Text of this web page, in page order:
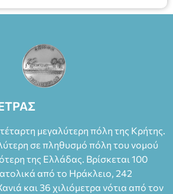
τέταρτη μεγαλύτερη πόλη της Κρήτης.
σε πληθυσμό πόλη του νομού
της Ελλάδας. Βρίσκεται 100
από το Ηράκλειο, 242
και 36 χιλιόμετρα νότια από τον